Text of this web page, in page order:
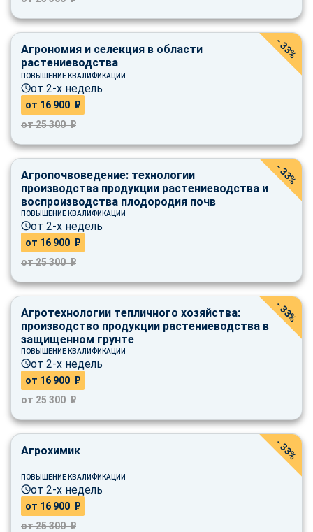
Агрономия и селекция в области
растениеводства
ПОВЫШЕНИЕ КВАЛИФИКАЦИИ
от 2-х недель
от 16 900 ₽
от 25 300 ₽
- 33%
Агропочвоведение: технологии
производства продукции растениеводства и
воспроизводства плодородия почв
ПОВЫШЕНИЕ КВАЛИФИКАЦИИ
от 2-х недель
от 16 900 ₽
от 25 300 ₽
- 33%
Агротехнологии тепличного хозяйства:
производство продукции растениеводства в
защищенном грунте
ПОВЫШЕНИЕ КВАЛИФИКАЦИИ
от 2-х недель
от 16 900 ₽
от 25 300 ₽
- 33%
Агрохимик
ПОВЫШЕНИЕ КВАЛИФИКАЦИИ
от 2-х недель
от 16 900 ₽
от 25 300 ₽
- 33%